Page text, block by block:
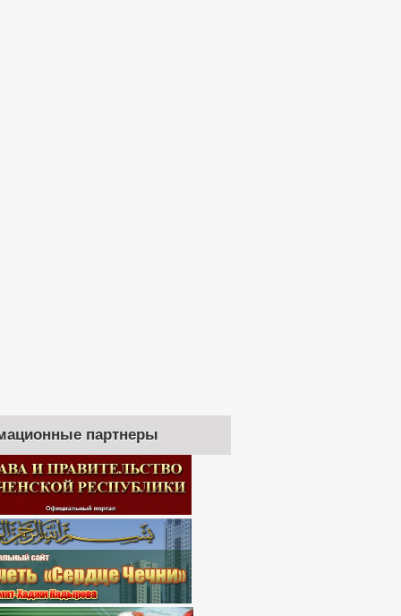
партнеры